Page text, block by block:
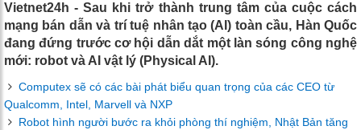
Vietnet24h - Sau khi trở thành trung tâm của cuộc cách
mạng bán dẫn và trí tuệ nhân tạo (AI) toàn cầu, Hàn Quốc
đang đứng trước cơ hội dẫn dắt một làn sóng công nghệ
mới: robot và AI vật lý (Physical AI).
Computex sẽ có các bài phát biểu quan trọng của các CEO từ
Qualcomm, Intel, Marvell và NXP
Robot hình người bước ra khỏi phòng thí nghiệm, Nhật Bản tăng